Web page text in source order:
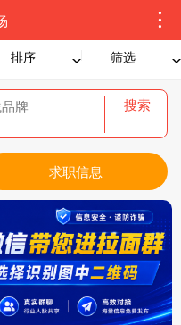
排序 筛选
搜索
求职信息